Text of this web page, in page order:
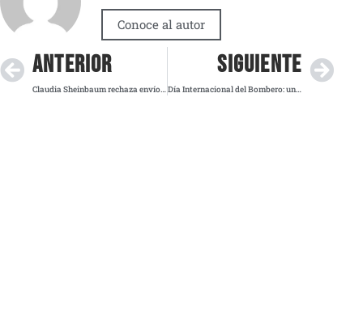
Conoce al autor
ANTERIOR
Claudia Sheinbaum rechaza envío de tropas de EE.UU. para combatir al narco
SIGUIENTE
Día Internacional del Bombero: una fecha para reconocer riesgos, entrega y necesidades